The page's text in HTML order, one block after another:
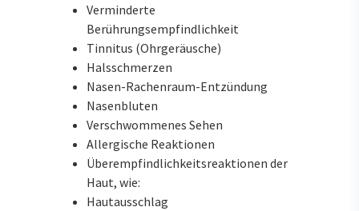
Verminderte
Berührungsempfindlichkeit
Tinnitus (Ohrgeräusche)
Halsschmerzen
Nasen-Rachenraum-Entzündung
Nasenbluten
Verschwommenes Sehen
Allergische Reaktionen
Überempfindlichkeitsreaktionen der
Haut, wie:
Hautausschlag